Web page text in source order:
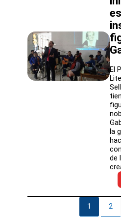
El
la
de
1 2